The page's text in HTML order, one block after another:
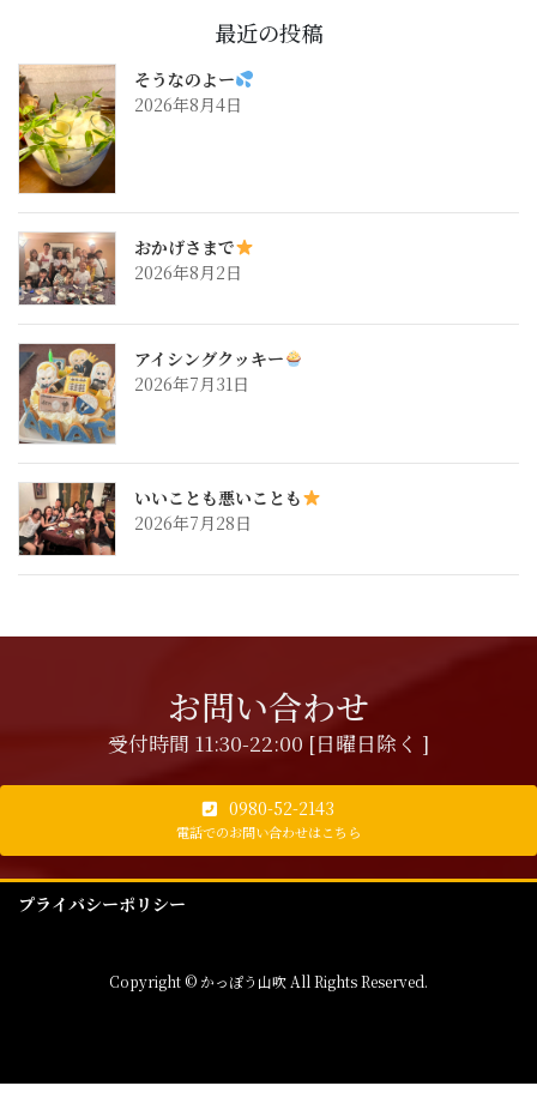
最近の投稿
そうなのよー
2026年8月4日
おかげさまで
2026年8月2日
アイシングクッキー
2026年7月31日
いいことも悪いことも
2026年7月28日
お問い合わせ
受付時間 11:30-22:00 [日曜日除く ]
0980-52-2143
電話でのお問い合わせはこちら
プライバシーポリシー
Copyright © かっぽう山吹 All Rights Reserved.